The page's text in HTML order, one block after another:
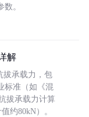
。
解
拔承载力，包
标准（如《混
拔承载力计算
约80kN）。